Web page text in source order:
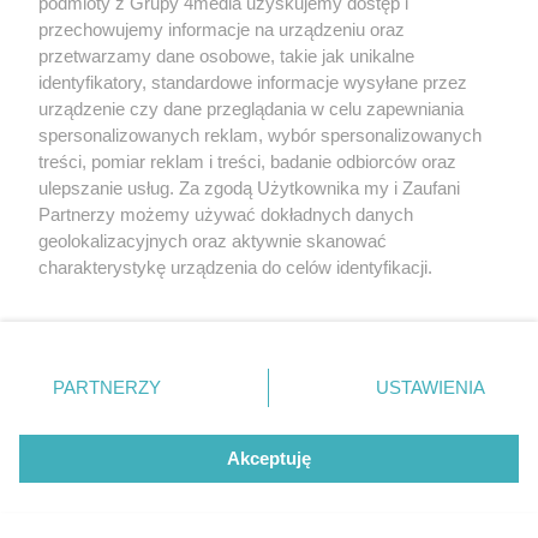
REKLAMA
przechowujemy informacje na urządzeniu oraz
przetwarzamy dane osobowe, takie jak unikalne
identyfikatory, standardowe informacje wysyłane przez
urządzenie czy dane przeglądania w celu zapewniania
spersonalizowanych reklam, wybór spersonalizowanych
treści, pomiar reklam i treści, badanie odbiorców oraz
ulepszanie usług. Za zgodą Użytkownika my i Zaufani
Partnerzy możemy używać dokładnych danych
geolokalizacyjnych oraz aktywnie skanować
charakterystykę urządzenia do celów identyfikacji.
zmienić/wycofać klikając przycisk ustawień prywatności
znajdujący się w lewym dolnym rogu strony
. Niektóre
użytkownika, ale masz prawo sprzeciwić się takiemu
przetwarzaniu. Preferencje będą miały zastosowania tylko
PARTNERZY USTAWIENIA
Akceptuję